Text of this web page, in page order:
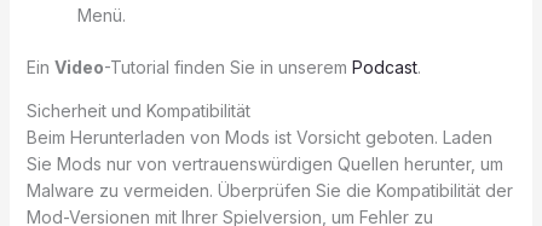
Menü.
Ein Video-Tutorial finden Sie in unserem Podcast.
Sicherheit und Kompatibilität
Beim Herunterladen von Mods ist Vorsicht geboten. Laden
Sie Mods nur von vertrauenswürdigen Quellen herunter, um
Malware zu vermeiden. Überprüfen Sie die Kompatibilität der
Mod-Versionen mit Ihrer Spielversion, um Fehler zu